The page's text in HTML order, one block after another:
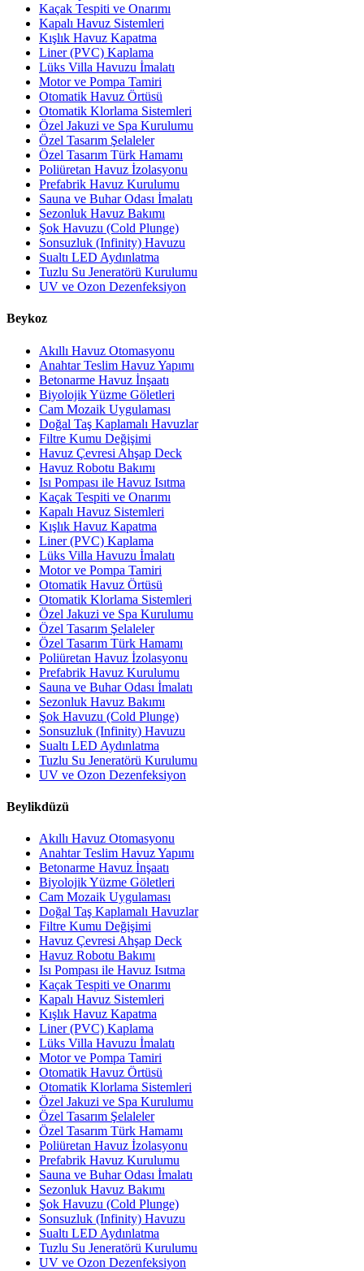
Kaçak Tespiti ve Onarımı
Kapalı Havuz Sistemleri
Kışlık Havuz Kapatma
Liner (PVC) Kaplama
Lüks Villa Havuzu İmalatı
Motor ve Pompa Tamiri
Otomatik Havuz Örtüsü
Otomatik Klorlama Sistemleri
Özel Jakuzi ve Spa Kurulumu
Özel Tasarım Şelaleler
Özel Tasarım Türk Hamamı
Poliüretan Havuz İzolasyonu
Prefabrik Havuz Kurulumu
Sauna ve Buhar Odası İmalatı
Sezonluk Havuz Bakımı
Şok Havuzu (Cold Plunge)
Sonsuzluk (Infinity) Havuzu
Sualtı LED Aydınlatma
Tuzlu Su Jeneratörü Kurulumu
UV ve Ozon Dezenfeksiyon
Beykoz
Akıllı Havuz Otomasyonu
Anahtar Teslim Havuz Yapımı
Betonarme Havuz İnşaatı
Biyolojik Yüzme Göletleri
Cam Mozaik Uygulaması
Doğal Taş Kaplamalı Havuzlar
Filtre Kumu Değişimi
Havuz Çevresi Ahşap Deck
Havuz Robotu Bakımı
Isı Pompası ile Havuz Isıtma
Kaçak Tespiti ve Onarımı
Kapalı Havuz Sistemleri
Kışlık Havuz Kapatma
Liner (PVC) Kaplama
Lüks Villa Havuzu İmalatı
Motor ve Pompa Tamiri
Otomatik Havuz Örtüsü
Otomatik Klorlama Sistemleri
Özel Jakuzi ve Spa Kurulumu
Özel Tasarım Şelaleler
Özel Tasarım Türk Hamamı
Poliüretan Havuz İzolasyonu
Prefabrik Havuz Kurulumu
Sauna ve Buhar Odası İmalatı
Sezonluk Havuz Bakımı
Şok Havuzu (Cold Plunge)
Sonsuzluk (Infinity) Havuzu
Sualtı LED Aydınlatma
Tuzlu Su Jeneratörü Kurulumu
UV ve Ozon Dezenfeksiyon
Beylikdüzü
Akıllı Havuz Otomasyonu
Anahtar Teslim Havuz Yapımı
Betonarme Havuz İnşaatı
Biyolojik Yüzme Göletleri
Cam Mozaik Uygulaması
Doğal Taş Kaplamalı Havuzlar
Filtre Kumu Değişimi
Havuz Çevresi Ahşap Deck
Havuz Robotu Bakımı
Isı Pompası ile Havuz Isıtma
Kaçak Tespiti ve Onarımı
Kapalı Havuz Sistemleri
Kışlık Havuz Kapatma
Liner (PVC) Kaplama
Lüks Villa Havuzu İmalatı
Motor ve Pompa Tamiri
Otomatik Havuz Örtüsü
Otomatik Klorlama Sistemleri
Özel Jakuzi ve Spa Kurulumu
Özel Tasarım Şelaleler
Özel Tasarım Türk Hamamı
Poliüretan Havuz İzolasyonu
Prefabrik Havuz Kurulumu
Sauna ve Buhar Odası İmalatı
Sezonluk Havuz Bakımı
Şok Havuzu (Cold Plunge)
Sonsuzluk (Infinity) Havuzu
Sualtı LED Aydınlatma
Tuzlu Su Jeneratörü Kurulumu
UV ve Ozon Dezenfeksiyon